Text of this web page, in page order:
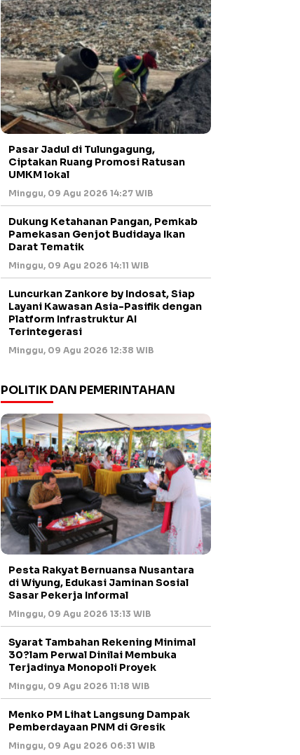
Pasar Jadul di Tulungagung,
Ciptakan Ruang Promosi Ratusan
UMKM lokal
Minggu, 09 Agu 2026 14:27 WIB
Dukung Ketahanan Pangan, Pemkab
Pamekasan Genjot Budidaya Ikan
Darat Tematik
Minggu, 09 Agu 2026 14:11 WIB
Luncurkan Zankore by Indosat, Siap
Layani Kawasan Asia-Pasifik dengan
Platform Infrastruktur AI
Terintegerasi
Minggu, 09 Agu 2026 12:38 WIB
POLITIK DAN PEMERINTAHAN
Pesta Rakyat Bernuansa Nusantara
di Wiyung, Edukasi Jaminan Sosial
Sasar Pekerja Informal
Minggu, 09 Agu 2026 13:13 WIB
Syarat Tambahan Rekening Minimal
30?lam Perwal Dinilai Membuka
Terjadinya Monopoli Proyek
Minggu, 09 Agu 2026 11:18 WIB
Menko PM Lihat Langsung Dampak
Pemberdayaan PNM di Gresik
Minggu, 09 Agu 2026 06:31 WIB